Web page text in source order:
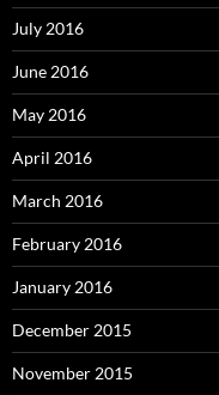
July 2016
June 2016
May 2016
April 2016
March 2016
February 2016
January 2016
December 2015
November 2015